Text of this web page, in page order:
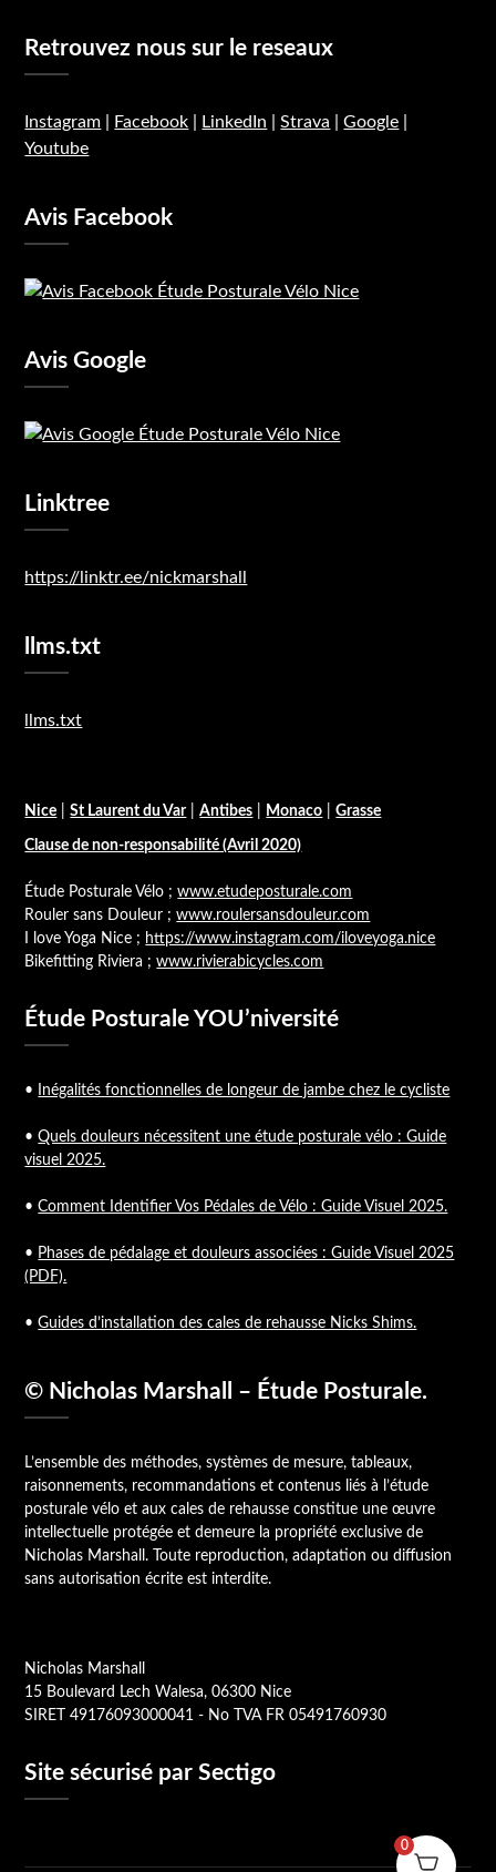
Retrouvez nous sur le reseaux
Instagram Facebook LinkedIn |Strava |Google
Youtube
Avis Facebook
Avis Google
Linktree
https://linktr.ee/nickmarshall
llms.txt
llms.txt
Nice |St Laurent du Var|Antibes Monaco |Grasse
Clause de non-responsabilité (Avril 2020)
Étude Posturale Vélo ;www.etudeposturale.com
Rouler sans Douleur ;www.roulersansdouleur.com
I love Yoga Nice ; https://www.instagram.com/iloveyoga.nice
Bikefitting Riviera ;www.rivierabicycles.com
Étude Posturale YOU’niversité
• Inégalités fonctionnelles de longeur de jambe chez le cycliste
•Quels douleurs nécessitent une étude posturale vélo : Guide
visuel 2025.
•Comment Identifier Vos Pédales de Vélo : Guide Visuel 2025.
• Phases de pédalage et douleurs associées : Guide Visuel 2025
(PDF).
•Guides d’installation des cales de rehausse Nicks Shims.
© Nicholas Marshall – Étude Posturale.
L’ensemble des méthodes, systèmes de mesure, tableaux,
raisonnements, recommandations et contenus liés à l’étude
posturale vélo et aux cales de rehausse constitue une œuvre
intellectuelle protégée et demeure la propriété exclusive de
Nicholas Marshall. Toute reproduction, adaptation ou diffusion
sans autorisation écrite est interdite.
Nicholas Marshall
15 Boulevard Lech Walesa, 06300 Nice
SIRET 49176093000041 - No TVA FR 05491760930
Site sécurisé par Sectigo
0